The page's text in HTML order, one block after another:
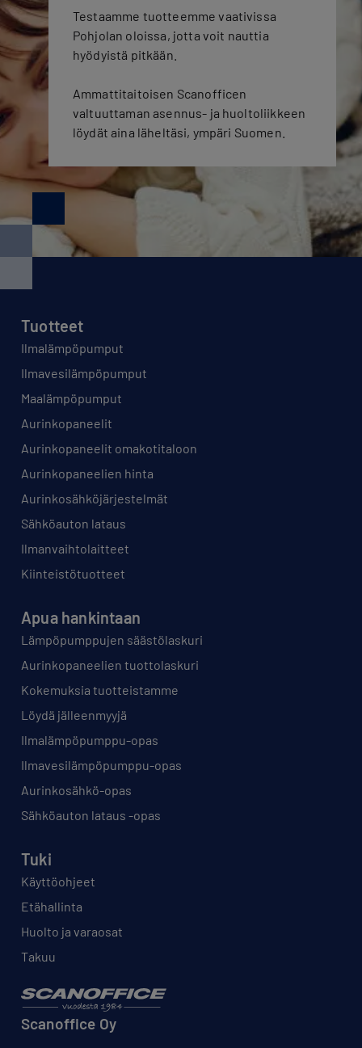
Testaamme tuotteemme vaativissa
Pohjolan oloissa, jotta voit nauttia
hyödyistä pitkään.
Ammattitaitoisen Scanofficen
valtuuttaman asennus- ja huoltoliikkeen
löydät aina läheltäsi, ympäri Suomen.
Tuotteet
Ilmalämpöpumput
Ilmavesilämpöpumput
Maalämpöpumput
Aurinkopaneelit
Aurinkopaneelit omakotitaloon
Aurinkopaneelien hinta
Aurinkosähköjärjestelmät
Sähköauton lataus
Ilmanvaihtolaitteet
Kiinteistötuotteet
Apua hankintaan
Lämpöpumppujen säästölaskuri
Aurinkopaneelien tuottolaskuri
Kokemuksia tuotteistamme
Löydä jälleenmyyjä
Ilmalämpöpumppu-opas
Ilmavesilämpöpumppu-opas
Aurinkosähkö-opas
Sähköauton lataus -opas
Tuki
Käyttöohjeet
Etähallinta
Huolto ja varaosat
Takuu
Scanoffice Oy